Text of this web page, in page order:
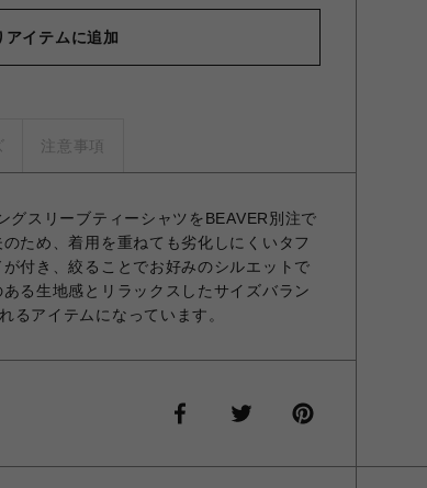
アイテムに追加
注意事項
グスリーブティーシャツをBEAVER別注で
ため、着用を重ねても劣化しにくいタフ
付き、絞ることでお好みのシルエットで
る生地感とリラックスしたサイズバラン
るアイテムになっています。